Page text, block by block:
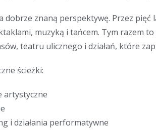
znaną perspektywę. Przez pięć
muzyką i tańcem. Tym razem to
teatru ulicznego i działań, które
ścieżki:
artystyczne
i działania performatywne